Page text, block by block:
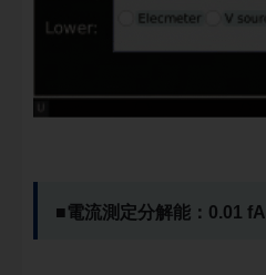
■電流測定分解能：0.01 fA